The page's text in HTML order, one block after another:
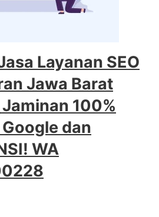
Layanan SEO
Jawa Barat
100%
dan
WA